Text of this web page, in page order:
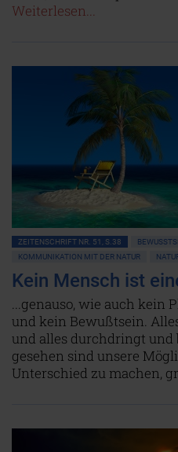
Weiterlesen...
ZEITENSCHRIFT NR. 51, S.38
KOMMUNIKATION MIT DER NATUR
Kein Mensch ist
...genauso, wie auch kein
und kein Bewußtsein.
und alles durchdringt und
gesehen sind unsere
Unterschied zu machen,